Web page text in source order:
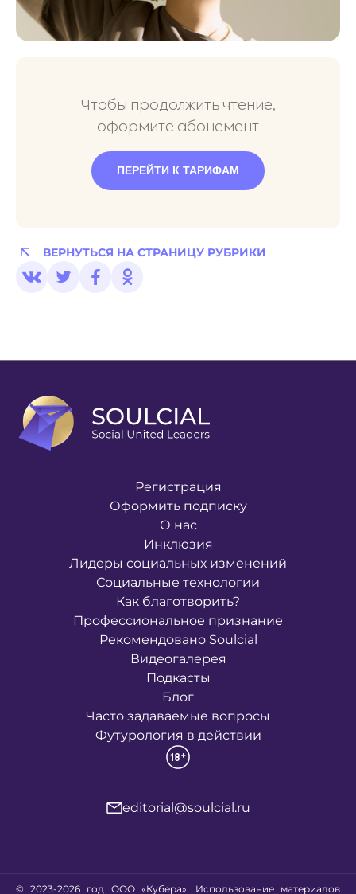
Чтобы продолжить чтение,
оформите абонемент
ПЕРЕЙТИ К ТАРИФАМ
ВЕРНУТЬСЯ НА СТРАНИЦУ РУБРИКИ
Регистрация
Оформить подписку
О нас
Инклюзия
Лидеры социальных изменений
Социальные технологии
Как благотворить?
Профессиональное признание
Рекомендовано Soulcial
Видеогалерея
Подкасты
Блог
Часто задаваемые вопросы
Футурология в действии
editorial@soulcial.ru
© 2023-2026 год ООО «Кубера». Использование материалов